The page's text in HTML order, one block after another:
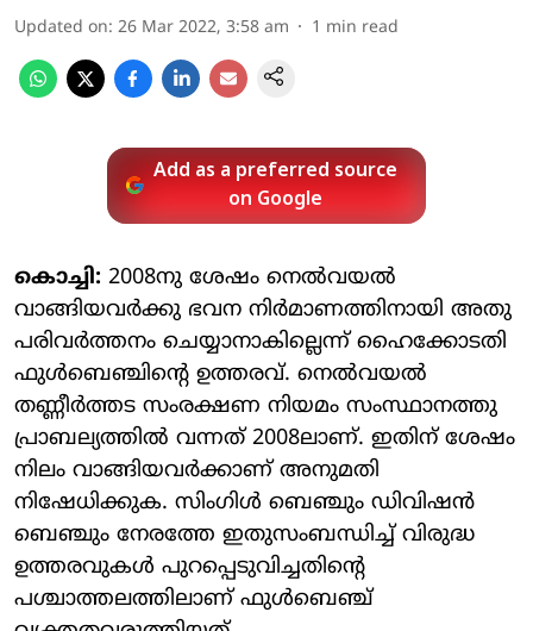
Updated on: 26 Mar 2022, 3:58 am 1 min read
Add as a preferred source
on Google
കൊച്ചി: 2008നു ശേഷം നെൽവയൽ
വാങ്ങിയവർക്കു ഭവന നിർമാണത്തിനായി അതു
പരിവർ‍ത്തനം ചെയ്യാനാകില്ലെന്ന് ഹൈക്കോടതി
ഫുൾബെഞ്ചിന്റെ ഉത്തരവ്. നെൽവയൽ
തണ്ണീർത്തട സംരക്ഷണ നിയമം സംസ്ഥാനത്തു
പ്രാബല്യത്തിൽ വന്നത് 2008ലാണ്. ഇതിന് ശേഷം
നിലം വാങ്ങിയവർക്കാണ് അനുമതി
നിഷേധിക്കുക. സിംഗിൾ ബെഞ്ചും ഡിവിഷൻ
ബെഞ്ചും നേരത്തേ ഇതുസംബന്ധിച്ച് വിരുദ്ധ
ഉത്തരവുകൾ പുറപ്പെടുവിച്ചതിന്റെ
പശ്ചാത്തലത്തിലാണ് ഫുൾബെഞ്ച്